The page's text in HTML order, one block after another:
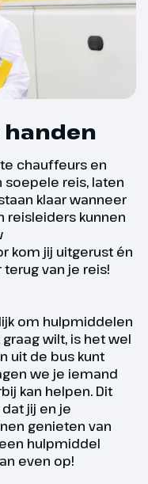
Railway
noorden naar
Area of
Beauty. Een
met
en
rijden dwars
naar
we aan boord
ons in ca. 35
je van de trein
van de
We
route per trein
Alston. Daarna
Scottish
onderweg
handen
chauffeurs en
soepele reis, laten
klaar wanneer
reisleiders kunnen
kom jij uitgerust én
van je reis!
om hulpmiddelen
wilt, is het wel
uit de bus kunt
we je iemand
kan helpen. Dit
jij en je
genieten van
hulpmiddel
even op!
voor het correct
van de juiste
Dan ben
op onze rondreizen.
gelopen en we
hotels. Een dagje in
mogelijk. Indien je
dan raden wij je
ten zeerste af.
is het wel belangrijk
kunt laden. Wanneer